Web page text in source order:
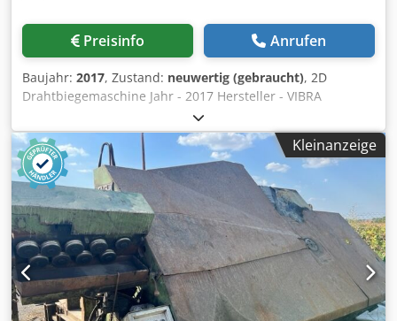
Preisinfo Anrufen
Baujahr: 2017, Zustand: neuwertig (gebraucht), 2D
Drahtbiegemaschine Jahr - 2017 Hersteller - VIBRA
Dkjdpfxemqk Tps Aa Her Drahtdurchmesser - 1-4 mm
Kapazität - 30Stücke/ min Leistung - 3,5 kw
Kleinanzeige